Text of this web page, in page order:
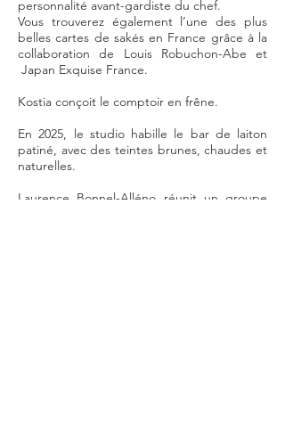
personnalité avant-gardiste du chef.
Vous trouverez également l’une des plus
belles cartes de sakés en France grâce à la
collaboration de Louis Robuchon-Abe et
Japan Exquise France.
Kostia conçoit le comptoir en frêne.
En 2025, le studio habille le bar de laiton
patiné, avec des teintes brunes, chaudes et
naturelles.
Laurence Bonnel-Alléno réunit un groupe